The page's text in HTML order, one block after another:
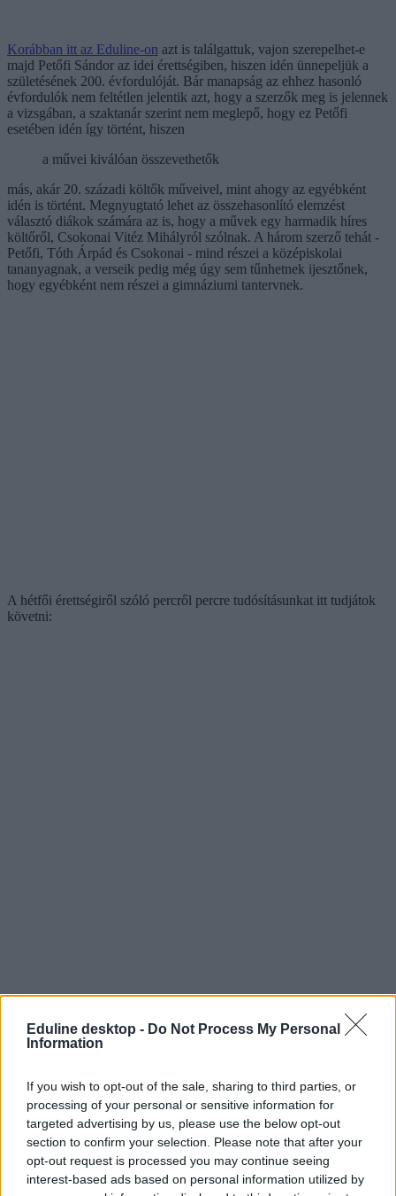
Eduline desktop - Do Not Process My Personal
Information
If you wish to opt-out of the sale, sharing to third parties, or
processing of your personal or sensitive information for
targeted advertising by us, please use the below opt-out
section to confirm your selection. Please note that after your
opt-out request is processed you may continue seeing
interest-based ads based on personal information utilized by
Korábban itt az Eduline-on azt is találgattuk, vajon szerepelhet-e
majd Petőfi Sándor az idei érettségiben, hiszen idén ünnepeljük a
születésének 200. évfordulóját. Bár manapság az ehhez hasonló
évfordulók nem feltétlen jelentik azt, hogy a szerzők meg is jelennek
a vizsgában, a szaktanár szerint nem meglepő, hogy ez Petőfi
esetében idén így történt, hiszen
a művei kiválóan összevethetők
más, akár 20. századi költők műveivel, mint ahogy az egyébként
idén is történt. Megnyugtató lehet az összehasonlító elemzést
választó diákok számára az is, hogy a művek egy harmadik híres
költőről, Csokonai Vitéz Mihályról szólnak. A három szerző tehát -
Petőfi, Tóth Árpád és Csokonai - mind részei a középiskolai
tananyagnak, a verseik pedig még úgy sem tűnhetnek ijesztőnek,
hogy egyébként nem részei a gimnáziumi tantervnek.
A hétfői érettségiről szóló percről percre tudósításunkat itt tudjátok
követni:
Érettségizzetek velünk!
érettségiről: a vizsgák napján reggeltől estig beszámolunk a
legfontosabb hírekről, megtudhatjátok, milyen feladatokat kell
megoldaniuk a középszinten vizsgázóknak, de az emelt szintű
írásbelikről is nálunk találjátok meg a tudnivalókat.
És ami a legfontosabb: az írásbeli után nálunk nézhetitek át először
a szaktanárok által kidolgozott, nem hivatalos megoldásokat.